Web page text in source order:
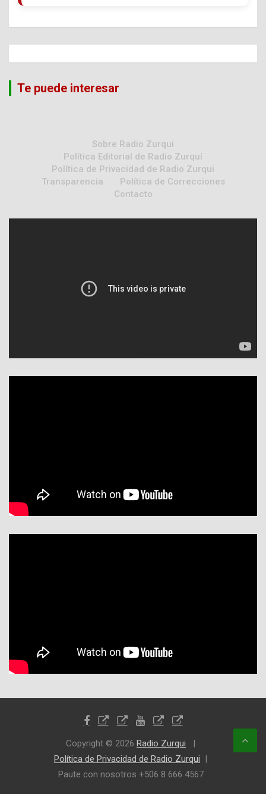
Te puede interesar
Sobre Radio Zurqui
Política Editorial de Radio Zurquí
Política de Privacidad de Radio Zurqui
Transparencia
Política de Correcciones
Contacto
Copyright © 2026 Radio Zurqui
Política de Privacidad de Radio Zurqui
Paute con nosotros +506 8 666 4567